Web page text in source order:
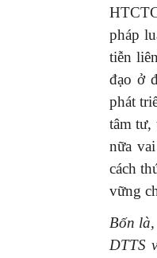
pháp
tiễn
đạo ở
phát
tâm tư,
nữa
cách
vững
Bốn
DTTS